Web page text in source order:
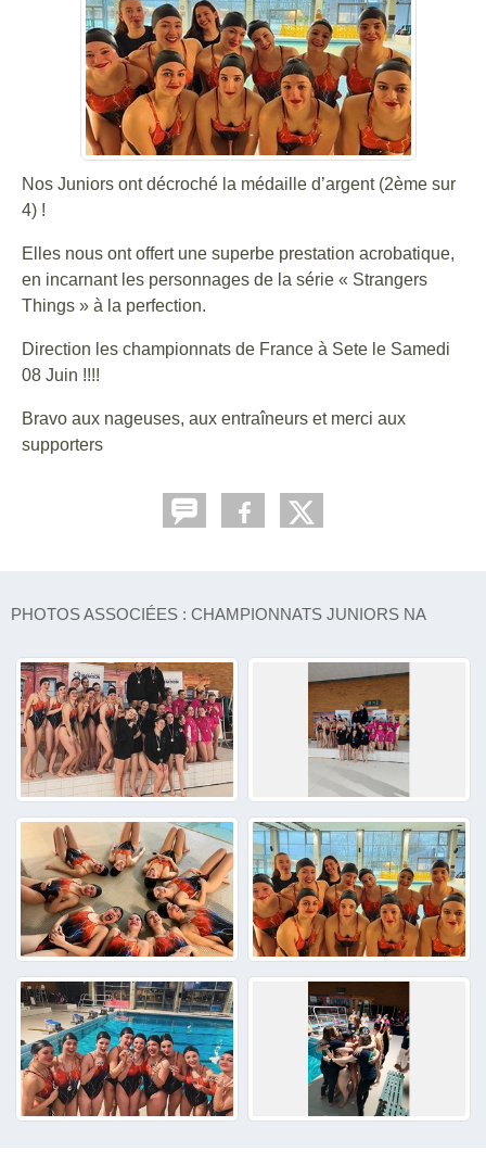
Nos Juniors ont décroché la médaille d’argent (2ème sur
4) !
Elles nous ont offert une superbe prestation acrobatique,
en incarnant les personnages de la série « Strangers
Things » à la perfection.
Direction les championnats de France à Sete le Samedi
08 Juin !!!!
Bravo aux nageuses, aux entraîneurs et merci aux
supporters
PHOTOS ASSOCIÉES : CHAMPIONNATS JUNIORS NA